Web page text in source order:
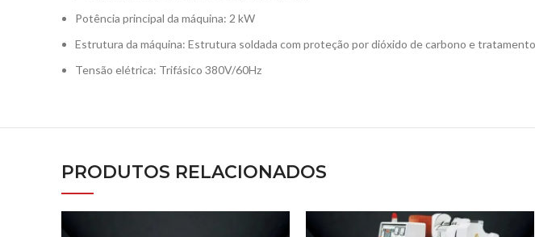
Potência principal da máquina: 2 kW
Estrutura da máquina: Estrutura soldada com proteção por dióxido de carbono e
Tensão elétrica: Trifásico 380V/60Hz
PRODUTOS RELACIONADOS